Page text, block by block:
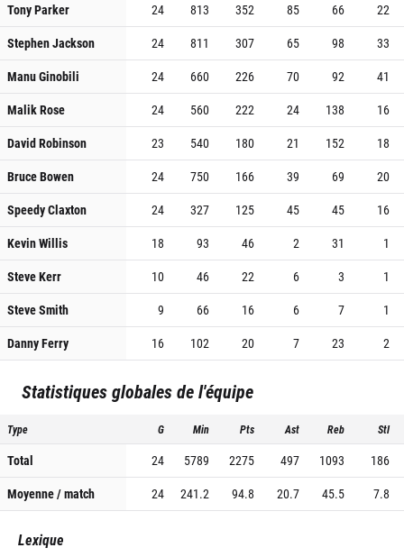
Tony Parker
24 813 352 85 66
22
Stephen Jackson
24 811 307 65 98
33
Manu Ginobili
24 660 226 70 92
41
Malik Rose
24 560 222 24 138
16
David Robinson
23 540 180 21 152
18
Bruce Bowen
24 750 166 39 69
20
Speedy Claxton
24 327 125 45 45
16
Kevin Willis
18 93 46 2 31
1
Steve Kerr
10 46 22 6 3
1
Steve Smith
9 66 16 6 7
1
Danny Ferry
16 102 20 7 23 2
Statistiques globales de l'équipe
Type G Min Pts Ast Reb Stl
Total 24 5789 2275 497 1093
186
Moyenne / match
24 241.2 94.8 20.7 45.5 7.8
Lexique